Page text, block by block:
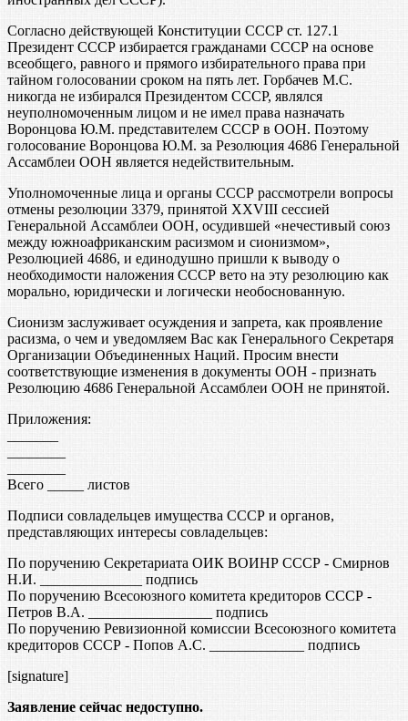
Согласно действующей Конституции СССР ст. 127.1
Президент СССР избирается гражданами СССР на основе
всеобщего, равного и прямого избирательного права при
тайном голосовании сроком на пять лет. Горбачев М.С.
никогда не избирался Президентом СССР, являлся
неуполномоченным лицом и не имел права назначать
Воронцова Ю.М. представителем СССР в ООН. Поэтому
голосование Воронцова Ю.М. за Резолюция 4686 Генеральной
Ассамблеи ООН является недействительным.
Уполномоченные лица и органы СССР рассмотрели вопросы
отмены резолюции 3379, принятой XXVIII сессией
Генеральной Ассамблеи ООН, осудившей «нечестивый союз
между южноафриканским расизмом и сионизмом»,
Резолюцией 4686, и единодушно пришли к выводу о
необходимости наложения СССР вето на эту резолюцию как
морально, юридически и логически необоснованную.
Сионизм заслуживает осуждения и запрета, как проявление
расизма, о чем и уведомляем Вас как Генерального Секретаря
Организации Объединенных Наций. Просим внести
соответствующие изменения в документы ООН - признать
Резолюцию 4686 Генеральной Ассамблеи ООН не принятой.
Приложения:
Всего _____ листов
Подписи совладельцев имущества СССР и органов,
представляющих интересы совладельцев:
По поручению Секретариата ОИК ВОИНР СССР - Смирнов
Н.И. ______________ подпись
По поручению Всесоюзного комитета кредиторов СССР -
Петров В.А. _________________ подпись
По поручению Ревизионной комиссии Всесоюзного комитета
кредиторов СССР - Попов А.С. _____________ подпись
[signature]
Заявление сейчас недоступно.